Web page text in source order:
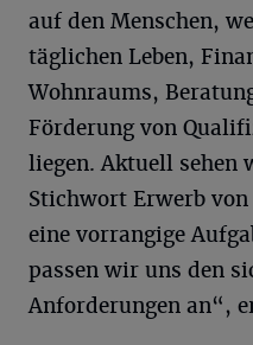
auf den Menschen,
täglichen Leben,
Wohnraums,
Förderung von
liegen. Aktuell sehen
Stichwort Erwerb
eine vorrangige
passen wir uns den
Anforderungen an“,